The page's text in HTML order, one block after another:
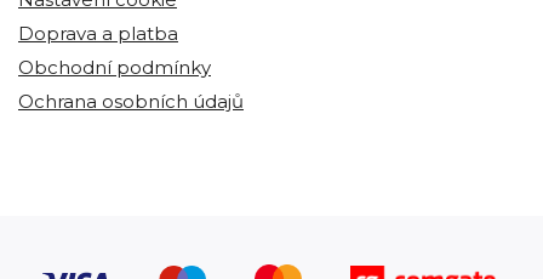
Doprava a platba
Obchodní podmínky
Ochrana osobních údajů